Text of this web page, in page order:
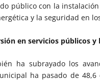
público con la
y la seguridad en
en servicios públicos y
ha subrayado los
ha pasado de